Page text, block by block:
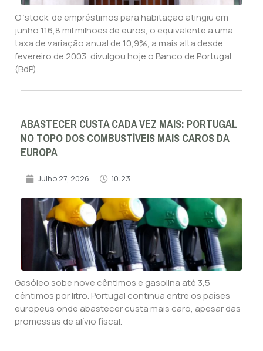
O ‘stock’ de empréstimos para habitação atingiu em
junho 116,8 mil milhões de euros, o equivalente a uma
taxa de variação anual de 10,9%, a mais alta desde
fevereiro de 2003, divulgou hoje o Banco de Portugal
(BdP).
ABASTECER CUSTA CADA VEZ MAIS: PORTUGAL
NO TOPO DOS COMBUSTÍVEIS MAIS CAROS DA
EUROPA
Julho 27, 2026 10:23
Gasóleo sobe nove cêntimos e gasolina até 3,5
cêntimos por litro. Portugal continua entre os países
europeus onde abastecer custa mais caro, apesar das
promessas de alívio fiscal.